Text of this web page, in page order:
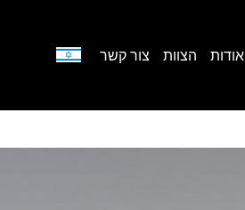
אודות הצוות צור קשר